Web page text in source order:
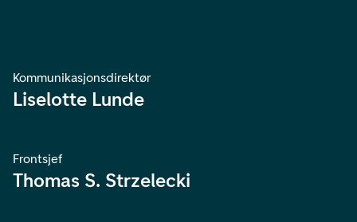
Kommunikasjonsdirektør
Liselotte Lunde
Frontsjef
Thomas S. Strzelecki